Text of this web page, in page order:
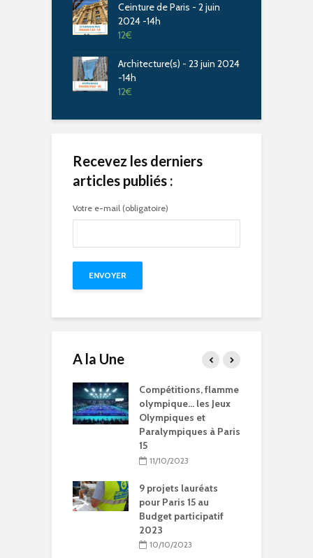
Ceinture de Paris - 2 juin
2024 -14h
12€
Architecture(s) - 23 juin 2024
-14h
12€
Recevez les derniers
articles publiés :
Votre e-mail (obligatoire)
A la Une
Compétitions, flamme
olympique… les Jeux
Olympiques et
Paralympiques à Paris
15
11/10/2023
9 projets lauréats
pour Paris 15 au
Budget participatif
2023
10/10/2023